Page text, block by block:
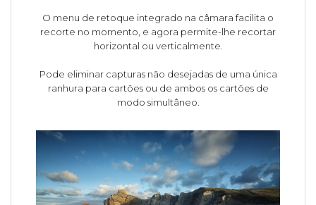
O menu de retoque integrado na câmara facilita o
recorte no momento, e agora permite-lhe recortar
horizontal ou verticalmente.
Pode eliminar capturas não desejadas de uma única
ranhura para cartões ou de ambos os cartões de
modo simultâneo.